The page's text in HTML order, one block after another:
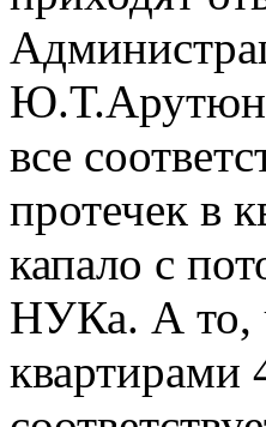
все
протечек в
капало с
НУКа. А то,
квартирами